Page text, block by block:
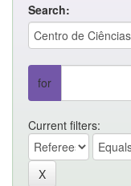
Search:
for
Current filters: